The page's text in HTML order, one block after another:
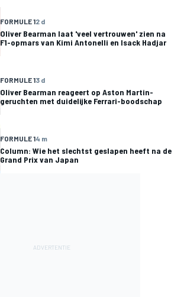
FORMULE 12 d
Oliver Bearman laat 'veel vertrouwen' zien na
F1-opmars van Kimi Antonelli en Isack Hadjar
FORMULE 13 d
Oliver Bearman reageert op Aston Martin-
geruchten met duidelijke Ferrari-boodschap
FORMULE 14 m
Column: Wie het slechtst geslapen heeft na de
Grand Prix van Japan